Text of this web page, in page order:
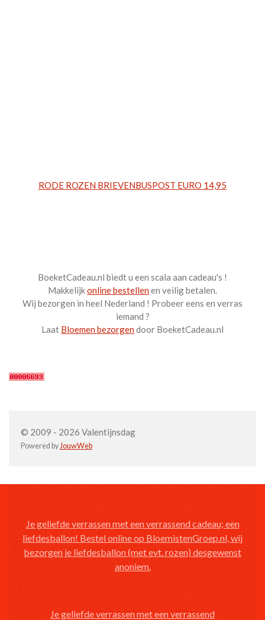
RODE ROZEN BRIEVENBUSPOST EURO 14,95
BoeketCadeau.nl biedt u een scala aan cadeau's !
Makkelijkonline bestellenen veilig betalen.
Wij bezorgen in heel Nederland ! Probeer eens en verras
iemand ?
Laat Bloemen bezorgendoor BoeketCadeau.nl
© 2009 - 2026 Valentijnsdag
Powered byJouwWeb
Je geliefde verrassen met een verrassend cadeau; een
liefdesballon! Bestel online op BloemistenGroep.nl, wij
bezorgen je liefdesballon (met evt. rozen) desgewenst
anoniem.
Je geliefde verrassen met een verrassend